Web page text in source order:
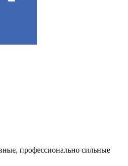
профессионально сильные